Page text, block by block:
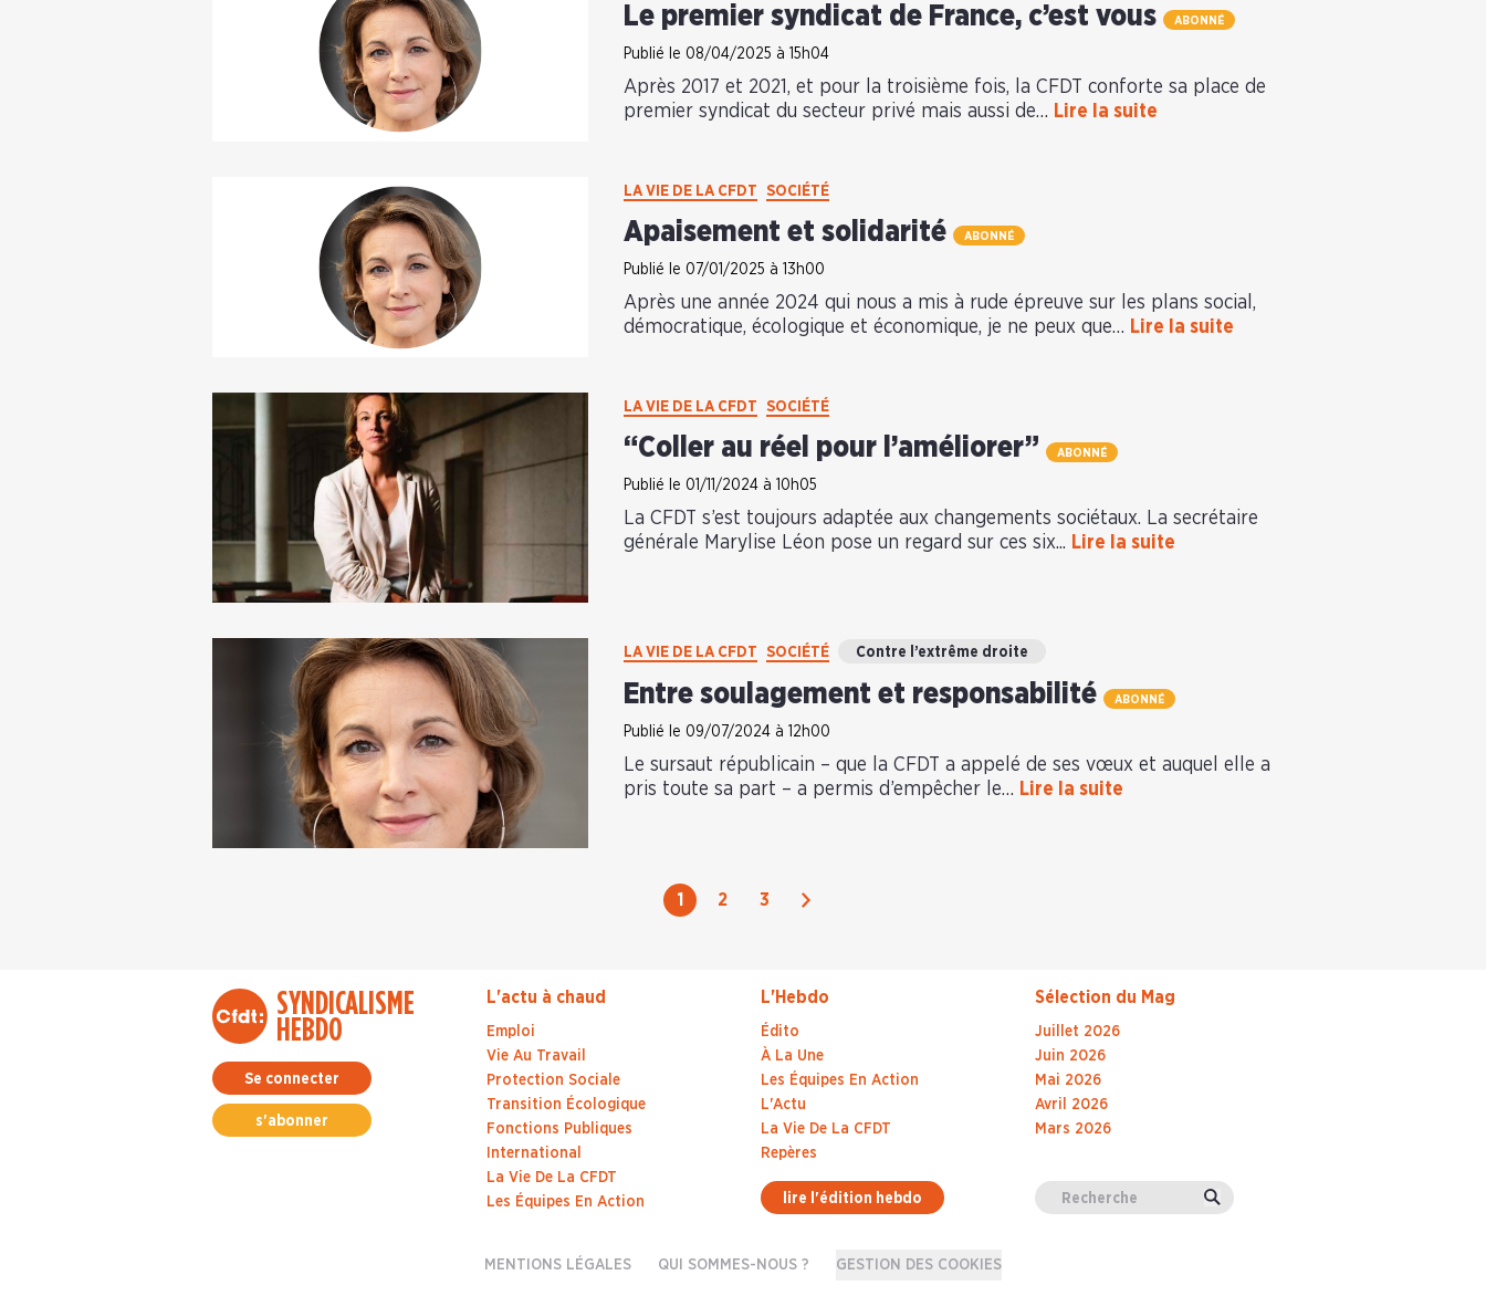
Le premier syndicat de France, c’est vous ABONNÉ
Publié le 08/04/2025 à 15h04
Après 2017 et 2021, et pour la troisième fois, la CFDT conforte sa place de
premier syndicat du secteur privé mais aussi de… Lire la suite
LA VIE DE LA CFDT SOCIÉTÉ
Apaisement et solidarité ABONNÉ
Publié le 07/01/2025 à 13h00
Après une année 2024 qui nous a mis à rude épreuve sur les plans social,
démocratique, écologique et économique, je ne peux que… Lire la suite
LA VIE DE LA CFDT SOCIÉTÉ
“Coller au réel pour l’améliorer” ABONNÉ
Publié le 01/11/2024 à 10h05
La CFDT s’est toujours adaptée aux changements sociétaux. La secrétaire
générale Marylise Léon pose un regard sur ces six... Lire la suite
LA VIE DE LA CFDT SOCIÉTÉ Contre l’extrême droite
Entre soulagement et responsabilité ABONNÉ
Publié le 09/07/2024 à 12h00
Le sursaut républicain – que la CFDT a appelé de ses vœux et auquel elle a
pris toute sa part – a permis d’empêcher le… Lire la suite
1 2 3 Suivant
SYNDICALISME
HEBDO
Se connecter
s'abonner
L'actu à chaud
Emploi
Vie Au Travail
Protection Sociale
Transition Écologique
Fonctions Publiques
International
La Vie De La CFDT
Les Équipes En Action
L'Hebdo
Édito
À La Une
Les Équipes En Action
L'Actu
La Vie De La CFDT
Repères
lire l'édition hebdo
Sélection du Mag
Juillet 2026
Juin 2026
Mai 2026
Avril 2026
Mars 2026
Valider
MENTIONS LÉGALES QUI SOMMES-NOUS ? GESTION DES COOKIES